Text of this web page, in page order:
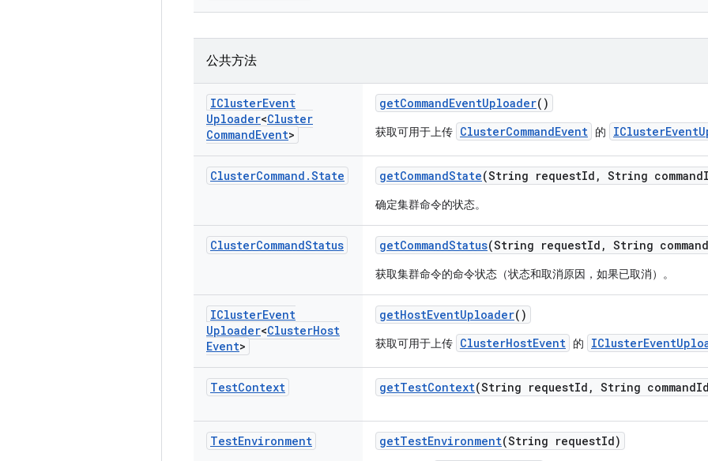
公共方法
IClusterEvent
Uploader<Cluster
CommandEvent>
getCommandEventUploader()
获取可用于上传 ClusterCommandEvent 的
ClusterCommand .State getCommandState(String requestId , String command
确定集群命令的状态。
ClusterCommandStatus getCommandStatus(String requestId , String command
获取集群命令的命令状态（状态和取消原因，如果已取消）。
IClusterEvent
Uploader<ClusterHost
Event>
getHostEventUploader()
获取可用于上传 ClusterHostEvent 的
TestContext getTestContext(String requestId , String command
TestEnvironment getTestEnvironment(String requestId)